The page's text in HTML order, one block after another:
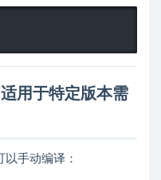
用于特定版本需
以手动编译：